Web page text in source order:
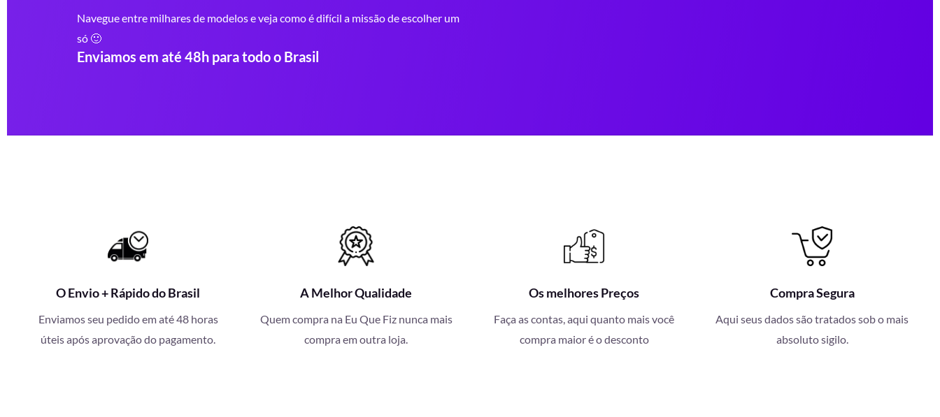
Navegue entre milhares de modelos e veja como é difícil a missão de escolher um
só 🙂
Enviamos em até 48h para todo o Brasil
O Envio + Rápido do Brasil
Enviamos seu pedido em até 48 horas
úteis após aprovação do pagamento.
A Melhor Qualidade
Quem compra na Eu Que Fiz nunca mais
compra em outra loja.
Os melhores Preços
Faça as contas, aqui quanto mais você
compra maior é o desconto
Compra Segura
Aqui seus dados são tratados sob o mais
absoluto sigilo.